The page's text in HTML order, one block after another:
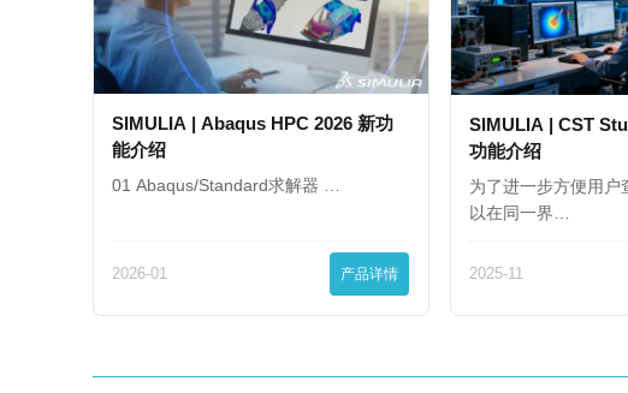
SIMULIA | Abaqus HPC 2026 新功
能介绍
01 Abaqus/Standard求解器 …
2026-01 产品详情
SIMULIA | CST
功能介绍
为了进一步方便用户
以在同一界…
2025-11